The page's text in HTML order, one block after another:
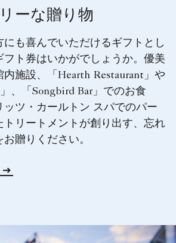
ーな贈り物
も喜んでいただけるギフトとし
フト券はいかがでしょうか。優美
内施設、「Hearth Restaurant」や
、「Songbird Bar」でのお食
ッツ・カールトン スパでのパー
トリートメントが創り出す、忘れ
贈りください。